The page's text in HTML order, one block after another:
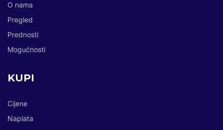
O nama
Pregled
Prednosti
Mogućnosti
KUPI
Cijene
Naplata